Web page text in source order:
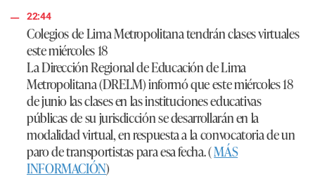
22:44
Colegios de Lima Metropolitana tendrán clases virtuales
este miércoles 18
LaDirección Regional de Educación de Lima
Metropolitana(DRELM) informó que este miércoles 18
de junio las clases en las instituciones educativas
públicas de su jurisdicción se desarrollarán en la
modalidad virtual, en respuesta a la convocatoria de un
paro de transportistas para esa fecha. (MÁS
INFORMACIÓN)